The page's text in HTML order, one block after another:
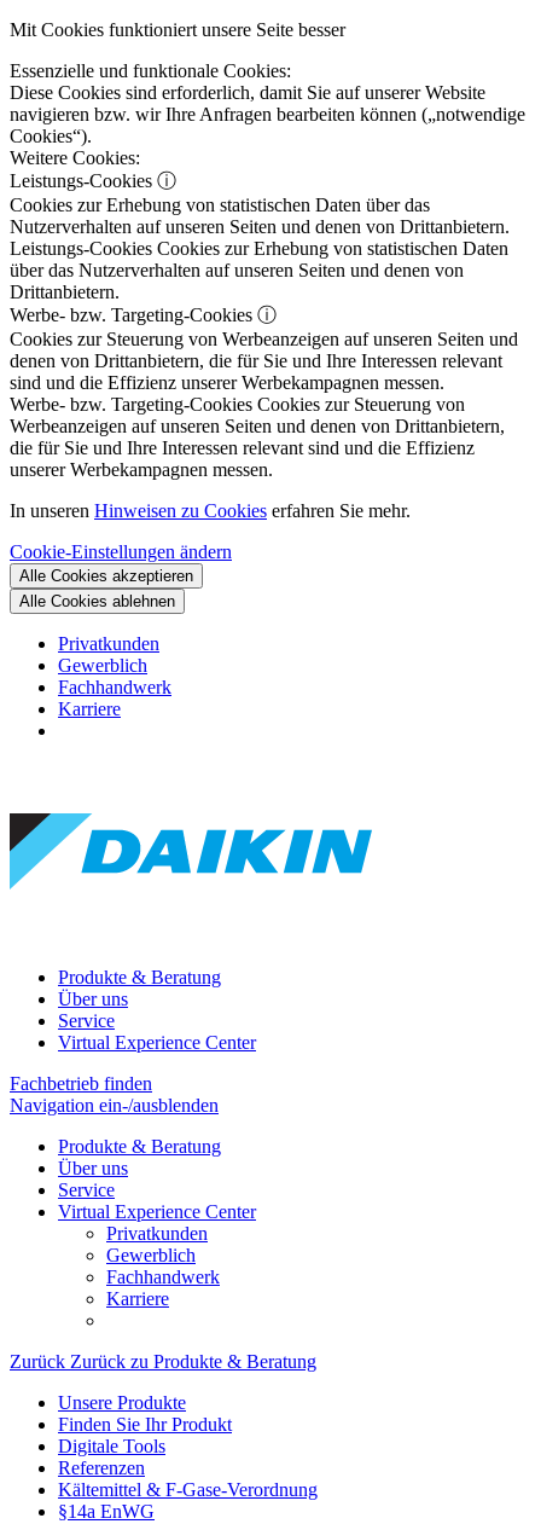
Mit Cookies funktioniert unsere Seite besser
Essenzielle und funktionale Cookies:
Diese Cookies sind erforderlich, damit Sie auf unserer Website
navigieren bzw. wir Ihre Anfragen bearbeiten können („notwendige
Cookies“).
Weitere Cookies:
Leistungs-Cookies ⓘ
Cookies zur Erhebung von statistischen Daten über das
Nutzerverhalten auf unseren Seiten und denen von Drittanbietern.
Leistungs-Cookies Cookies zur Erhebung von statistischen Daten
über das Nutzerverhalten auf unseren Seiten und denen von
Drittanbietern.
Werbe- bzw. Targeting-Cookies ⓘ
Cookies zur Steuerung von Werbeanzeigen auf unseren Seiten und
denen von Drittanbietern, die für Sie und Ihre Interessen relevant
sind und die Effizienz unserer Werbekampagnen messen.
Werbe- bzw. Targeting-Cookies Cookies zur Steuerung von
Werbeanzeigen auf unseren Seiten und denen von Drittanbietern,
die für Sie und Ihre Interessen relevant sind und die Effizienz
unserer Werbekampagnen messen.
In unseren Hinweisen zu Cookies erfahren Sie mehr.
Cookie-Einstellungen ändern
Alle Cookies akzeptieren
Alle Cookies ablehnen
Privatkunden
Gewerblich
Fachhandwerk
Karriere
Produkte & Beratung
Über uns
Service
Virtual Experience Center
Fachbetrieb finden
Navigation ein-/ausblenden
Produkte & Beratung
Über uns
Service
Virtual Experience Center
Privatkunden
Gewerblich
Fachhandwerk
Karriere
Zurück Zurück zu Produkte & Beratung
Unsere Produkte
Finden Sie Ihr Produkt
Digitale Tools
Referenzen
Kältemittel & F-Gase-Verordnung
§14a EnWG